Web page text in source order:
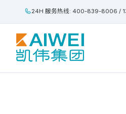
24H 服务热线: 400-839-8006 /